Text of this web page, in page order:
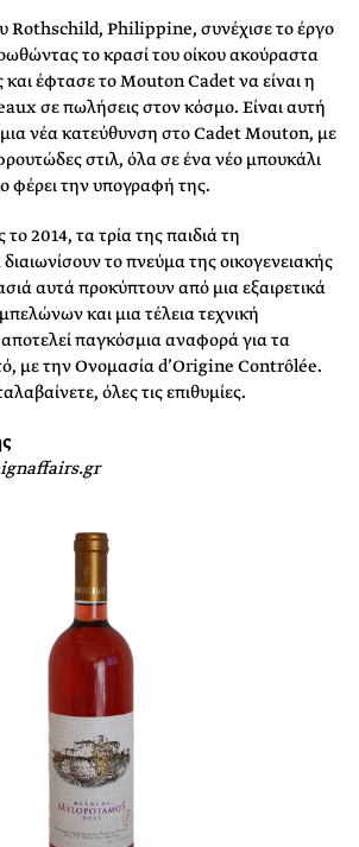
Rothschild, Philippine, συνέχισε το έργο
το κρασί του οίκου ακούραστα
και έφτασε το Mouton Cadet να είναι η
σε πωλήσεις στον κόσμο. Είναι αυτή
νέα κατεύθυνση στο Cadet Mouton, με
στιλ, όλα σε ένα νέο μπουκάλι
φέρει την υπογραφή της.
2014, τα τρία της παιδιά τη
το πνεύμα της οικογενειακής
αυτά προκύπτουν από μια εξαιρετικά
και μια τέλεια τεχνική
παγκόσμια αναφορά για τα
με την Ονομασία d’Origine Contrôlée.
όλες τις επιθυμίες.